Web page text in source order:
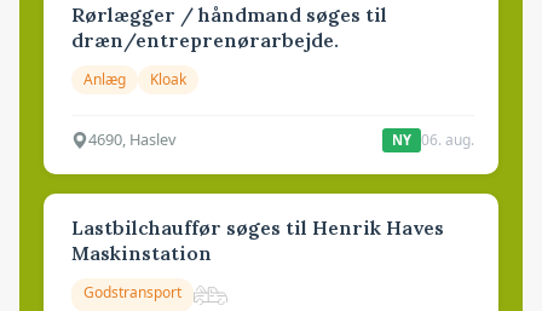
Rørlægger / håndmand søges til
dræn/entreprenørarbejde.
Anlæg Kloak
4690, Haslev NY 06. aug.
Lastbilchauffør søges til Henrik Haves
Maskinstation
Godstransport